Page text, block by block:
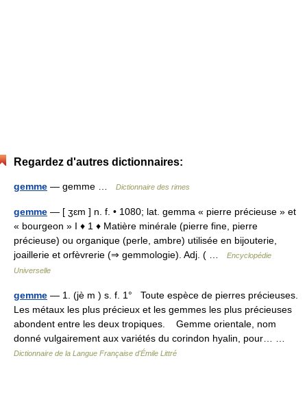
Regardez d'autres dictionnaires:
gemme — gemme … Dictionnaire des rimes
gemme — [ ʒɛm ] n. f. • 1080; lat. gemma « pierre précieuse » et
« bourgeon » I ♦ 1 ♦ Matière minérale (pierre fine, pierre
précieuse) ou organique (perle, ambre) utilisée en bijouterie,
joaillerie et orfèvrerie (⇒ gemmologie). Adj. ( …
Encyclopédie
Universelle
gemme — 1. (jè m ) s. f. 1° Toute espèce de pierres précieuses.
Les métaux les plus précieux et les gemmes les plus précieuses
abondent entre les deux tropiques. Gemme orientale, nom
donné vulgairement aux variétés du corindon hyalin, pour… …
Dictionnaire de la Langue Française d'Émile Littré